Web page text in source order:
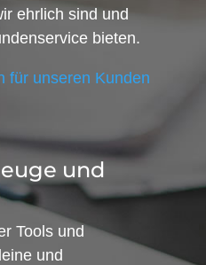
ehrlich sind und
bieten.
für unseren Kunden
und
Tools und
und